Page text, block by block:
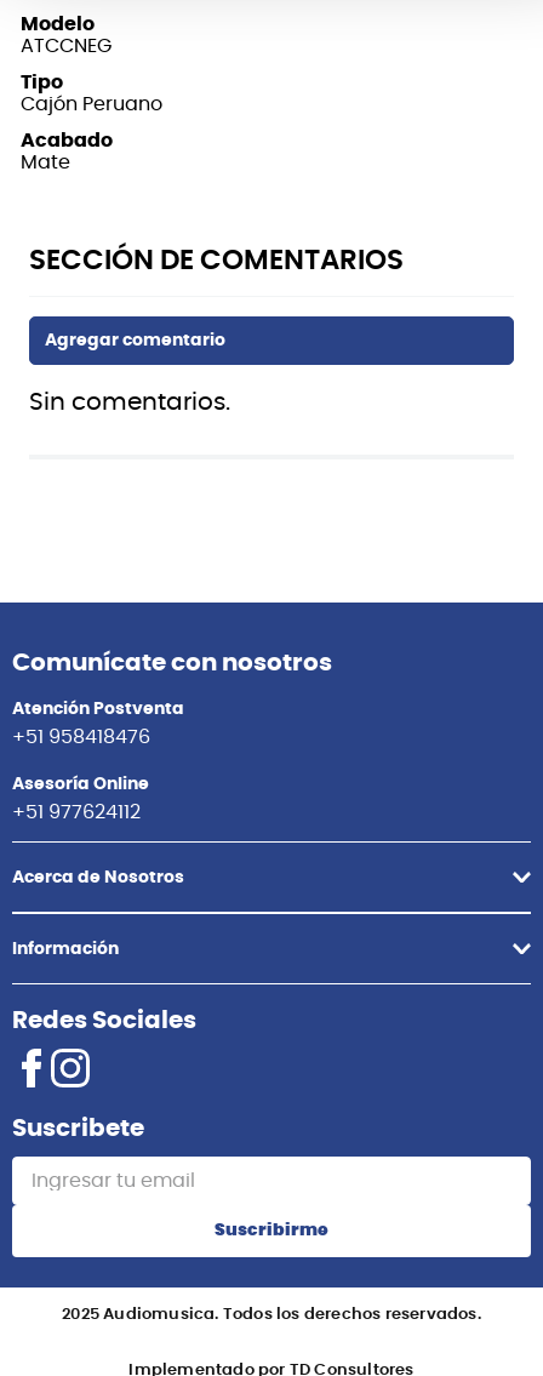
Modelo
ATCCNEG
Tipo
Cajón Peruano
Acabado
Mate
Sin comentarios.
Comunícate con nosotros
Atención Postventa
+51 958418476
Asesoría Online
+51 977624112
Acerca de Nosotros
Información
Redes Sociales
Suscribete
Suscribirme
2025 Audiomusica. Todos los derechos reservados.
Implementado por TD Consultores